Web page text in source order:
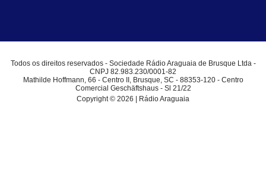
Todos os direitos reservados - Sociedade Rádio Araguaia de Brusque Ltda -
CNPJ 82.983.230/0001-82
Mathilde Hoffmann, 66 - Centro II, Brusque, SC - 88353-120 - Centro
Comercial Geschäftshaus - Sl 21/22
Copyright © 2026 | Rádio Araguaia